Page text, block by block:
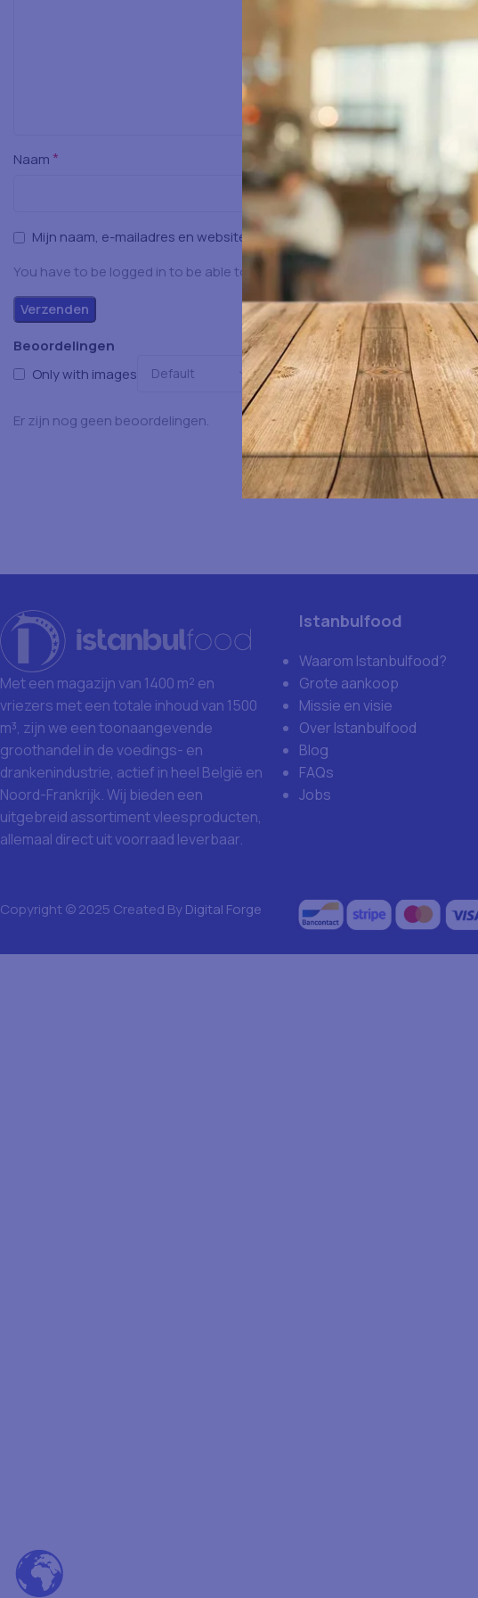
Beoordelingen
Only with images
Er zijn nog geen beoordelingen.
Naam *
Mijn naam, e-mailadres en website opslaan in deze browser voor de
You have to be logged in to be able to add photos to your review.
Met een magazijn van 1400 m² en
vriezers met een totale inhoud van 1500
m³, zijn we een toonaangevende
groothandel in de voedings- en
drankenindustrie, actief in heel België en
Noord-Frankrijk. Wij bieden een
uitgebreid assortiment vleesproducten,
allemaal direct uit voorraad leverbaar.
Istanbulfood
Waarom Istanbulfood?
Grote aankoop
Missie en visie
Over Istanbulfood
Blog
FAQs
Jobs
Copyright © 2025 Created ByDigital Forge